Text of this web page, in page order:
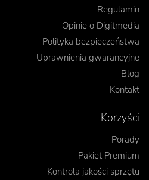
Regulamin
Opinie o Digitmedia
Polityka bezpieczeństwa
Uprawnienia gwarancyjne
Blog
Kontakt
Korzyści
Porady
Pakiet Premium
Kontrola jakości sprzętu